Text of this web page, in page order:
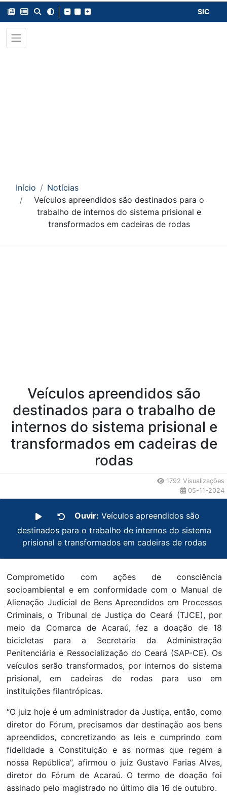
SIC
Início
Notícias
Veículos apreendidos são destinados para o
trabalho de internos do sistema prisional e
transformados em cadeiras de rodas
Veículos apreendidos são
destinados para o trabalho de
internos do sistema prisional e
transformados em cadeiras de
rodas
1792 Visualizações
05-11-2024
Ouvir: Veículos apreendidos são
destinados para o trabalho de internos do sistema
prisional e transformados em cadeiras de rodas
Comprometido com ações de consciência
socioambiental e em conformidade com o Manual de
Alienação Judicial de Bens Apreendidos em Processos
Criminais, o Tribunal de Justiça do Ceará (TJCE), por
meio da Comarca de Acaraú, fez a doação de 18
bicicletas para a Secretaria da Administração
Penitenciária e Ressocialização do Ceará (SAP-CE). Os
veículos serão transformados, por internos do sistema
prisional, em cadeiras de rodas para uso em
instituições filantrópicas.
“O juiz hoje é um administrador da Justiça, então, como
diretor do Fórum, precisamos dar destinação aos bens
apreendidos, concretizando as leis e cumprindo com
fidelidade a Constituição e as normas que regem a
nossa República”, afirmou o juiz Gustavo Farias Alves,
diretor do Fórum de Acaraú. O termo de doação foi
assinado pelo magistrado no último dia 16 de outubro.